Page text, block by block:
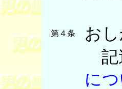
第４条
お
記
に